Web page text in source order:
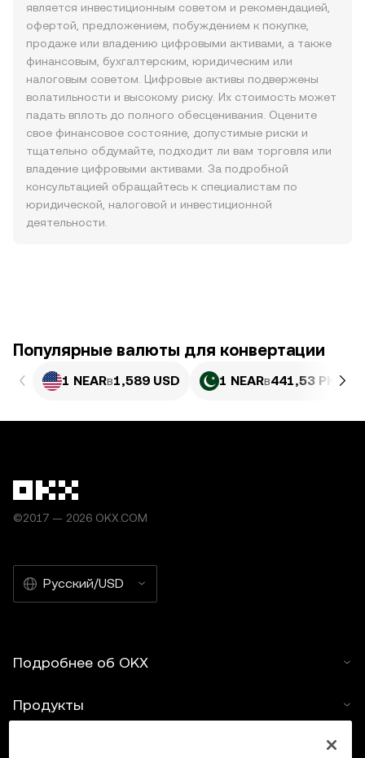
является инвестиционным советом и рекомендацией,
офертой, предложением, побуждением к покупке,
продаже или владению цифровыми активами, а также
финансовым, бухгалтерским, юридическим или
налоговым советом. Цифровые активы подвержены
волатильности и высокому риску. Их стоимость может
падать вплоть до полного обесценивания. Оцените
свое финансовое состояние, допустимые риски и
тщательно обдумайте, подходит ли вам торговля или
владение цифровыми активами. За подробной
консультацией обращайтесь к специалистам по
юридической, налоговой и инвестиционной
деятельности.
Популярные валюты для конвертации
1 NEARв1,589 USD 1 NEARв441,53 PKR
©2017 — 2026 OKX.COM
Русский/USD
Подробнее об OKX
Продукты